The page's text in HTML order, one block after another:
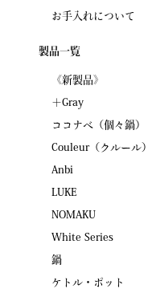
お手入れについて
製品一覧
《新製品》
＋Gray
ココナベ（個々鍋）
Couleur（クルール）
Anbi
LUKE
NOMAKU
White Series
鍋
ケトル・ポット